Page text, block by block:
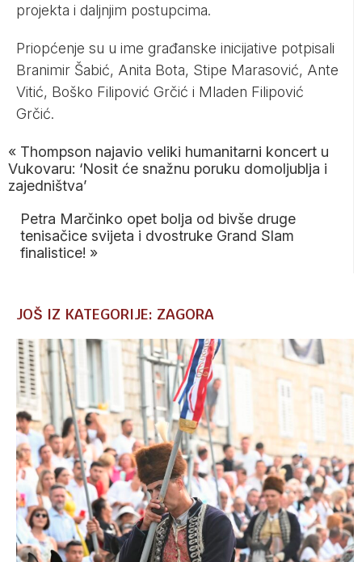
projekta i daljnjim postupcima.
Priopćenje su u ime građanske inicijative potpisali
Branimir Šabić, Anita Bota, Stipe Marasović, Ante
Vitić, Boško Filipović Grčić i Mladen Filipović
Grčić.
« Thompson najavio veliki humanitarni koncert u
Vukovaru: ‘Nosit će snažnu poruku domoljublja i
zajedništva’
Petra Marčinko opet bolja od bivše druge
tenisačice svijeta i dvostruke Grand Slam
finalistice! »
JOŠ IZ KATEGORIJE: ZAGORA